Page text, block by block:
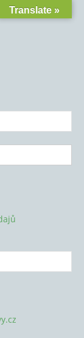
Translate »